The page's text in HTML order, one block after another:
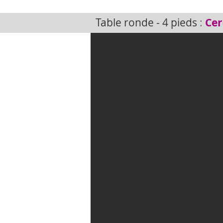
Table ronde - 4 pieds :